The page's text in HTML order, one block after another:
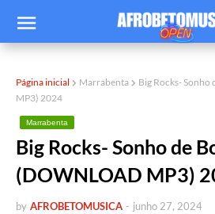
Página inicial Marrabenta
Big Rocks-
MP3) 2024
Marrabenta
Big Rocks- Sonho de
(DOWNLOAD MP3)
by AFROBETOMUSICA - junho 27, 2024